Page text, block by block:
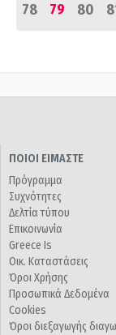
78
79 80
ΠΟΙΟΙ ΕΙΜΑΣΤΕ
Πρόγραμμα
Συχνότητες
Δελτία τύπου
Επικοινωνία
Greece Is
Οικ. Καταστάσεις
Όροι Χρήσης
Προσωπικά Δεδομένα
Cookies
Όροι διεξαγωγής